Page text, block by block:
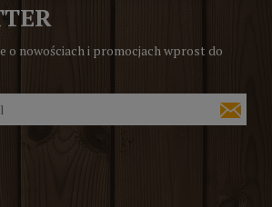
o nowościach i promocjach wprost do